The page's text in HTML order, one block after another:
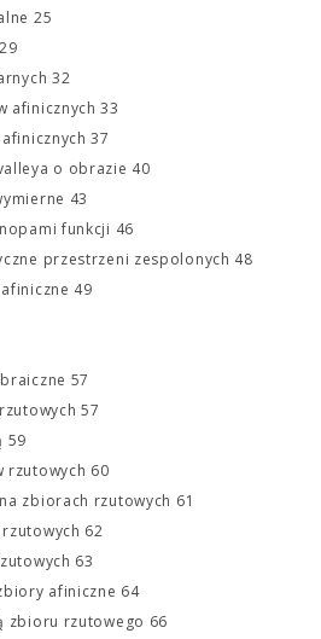
25
32
afinicznych 33
37
o obrazie 40
43
funkcji 46
przestrzeni zespolonych 48
49
57
57
59
rzutowych 60
zbiorach rzutowych 61
62
63
afiniczne 64
zbioru rzutowego 66